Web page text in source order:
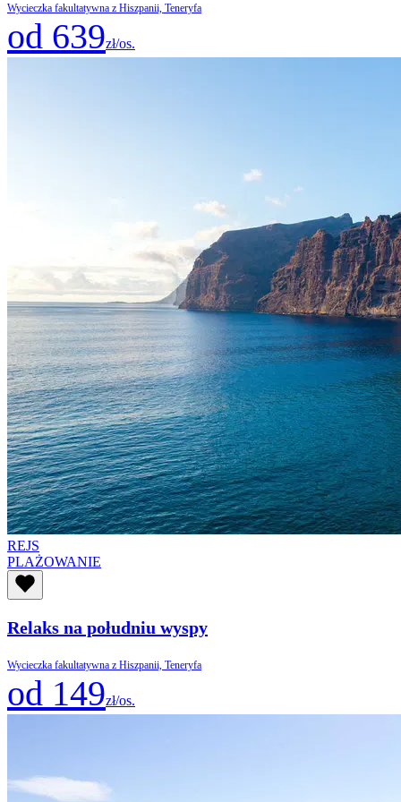
Wycieczka fakultatywna z Hiszpanii, Teneryfa
od 639zł/os.
REJS
PLAŻOWANIE
Relaks na południu wyspy
Wycieczka fakultatywna z Hiszpanii, Teneryfa
od 149zł/os.